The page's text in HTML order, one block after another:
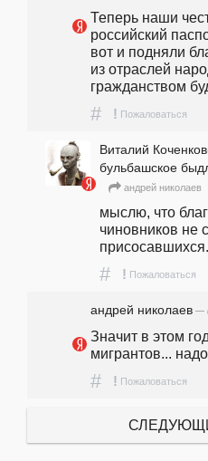
Теперь наши
российский
вот и подняли
из отраслей
гражданством
# ! Пожаловаться
Виталий
бульбашское
андpeй николаев
мыслю, что
чиновников не
# ! Пожаловаться
андpeй николаев —
Значит в этом
мигрантов...
# ! Пожаловаться